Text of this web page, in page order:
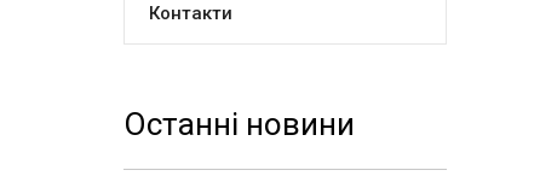
Контакти
Останні новини